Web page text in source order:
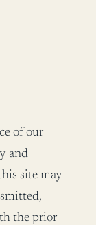
of our
and
site may
the prior